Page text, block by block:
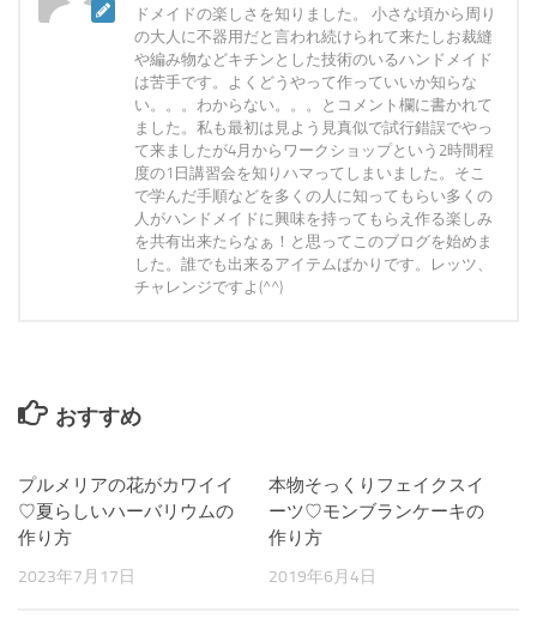
ドメイドの楽しさを知りました。 小さな頃から周り
の大人に不器用だと言われ続けられて来たしお裁縫
や編み物などキチンとした技術のいるハンドメイド
は苦手です。よくどうやって作っていいか知らな
い。。。わからない。。。とコメント欄に書かれて
ました。私も最初は見よう見真似で試行錯誤でやっ
て来ましたが4月からワークショップという2時間程
度の1日講習会を知りハマってしまいました。そこ
で学んだ手順などを多くの人に知ってもらい多くの
人がハンドメイドに興味を持ってもらえ作る楽しみ
を共有出来たらなぁ！と思ってこのブログを始めま
した。誰でも出来るアイテムばかりです。レッツ、
チャレンジですよ(^^)
おすすめ
プルメリアの花がカワイイ
♡夏らしいハーバリウムの
作り方
2023年7月17日
本物そっくりフェイクスイ
ーツ♡モンブランケーキの
作り方
2019年6月4日